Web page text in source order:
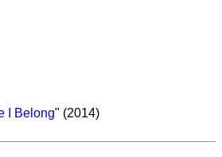
I Belong" (2014)